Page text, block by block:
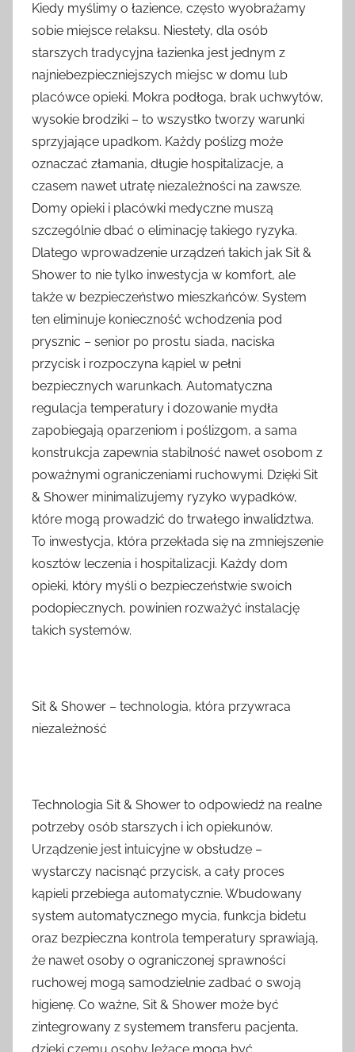
Kiedy myślimy o łazience, często wyobrażamy
sobie miejsce relaksu. Niestety, dla osób
starszych tradycyjna łazienka jest jednym z
najniebezpieczniejszych miejsc w domu lub
placówce opieki. Mokra podłoga, brak uchwytów,
wysokie brodziki – to wszystko tworzy warunki
sprzyjające upadkom. Każdy poślizg może
oznaczać złamania, długie hospitalizacje, a
czasem nawet utratę niezależności na zawsze.
Domy opieki i placówki medyczne muszą
szczególnie dbać o eliminację takiego ryzyka.
Dlatego wprowadzenie urządzeń takich jak Sit &
Shower to nie tylko inwestycja w komfort, ale
także w bezpieczeństwo mieszkańców. System
ten eliminuje konieczność wchodzenia pod
prysznic – senior po prostu siada, naciska
przycisk i rozpoczyna kąpiel w pełni
bezpiecznych warunkach. Automatyczna
regulacja temperatury i dozowanie mydła
zapobiegają oparzeniom i poślizgom, a sama
konstrukcja zapewnia stabilność nawet osobom z
poważnymi ograniczeniami ruchowymi. Dzięki Sit
& Shower minimalizujemy ryzyko wypadków,
które mogą prowadzić do trwałego inwalidztwa.
To inwestycja, która przekłada się na zmniejszenie
kosztów leczenia i hospitalizacji. Każdy dom
opieki, który myśli o bezpieczeństwie swoich
podopiecznych, powinien rozważyć instalację
takich systemów.
Sit & Shower – technologia, która przywraca
niezależność
Technologia Sit & Shower to odpowiedź na realne
potrzeby osób starszych i ich opiekunów.
Urządzenie jest intuicyjne w obsłudze –
wystarczy nacisnąć przycisk, a cały proces
kąpieli przebiega automatycznie. Wbudowany
system automatycznego mycia, funkcja bidetu
oraz bezpieczna kontrola temperatury sprawiają,
że nawet osoby o ograniczonej sprawności
ruchowej mogą samodzielnie zadbać o swoją
higienę. Co ważne, Sit & Shower może być
zintegrowany z systemem transferu pacjenta,